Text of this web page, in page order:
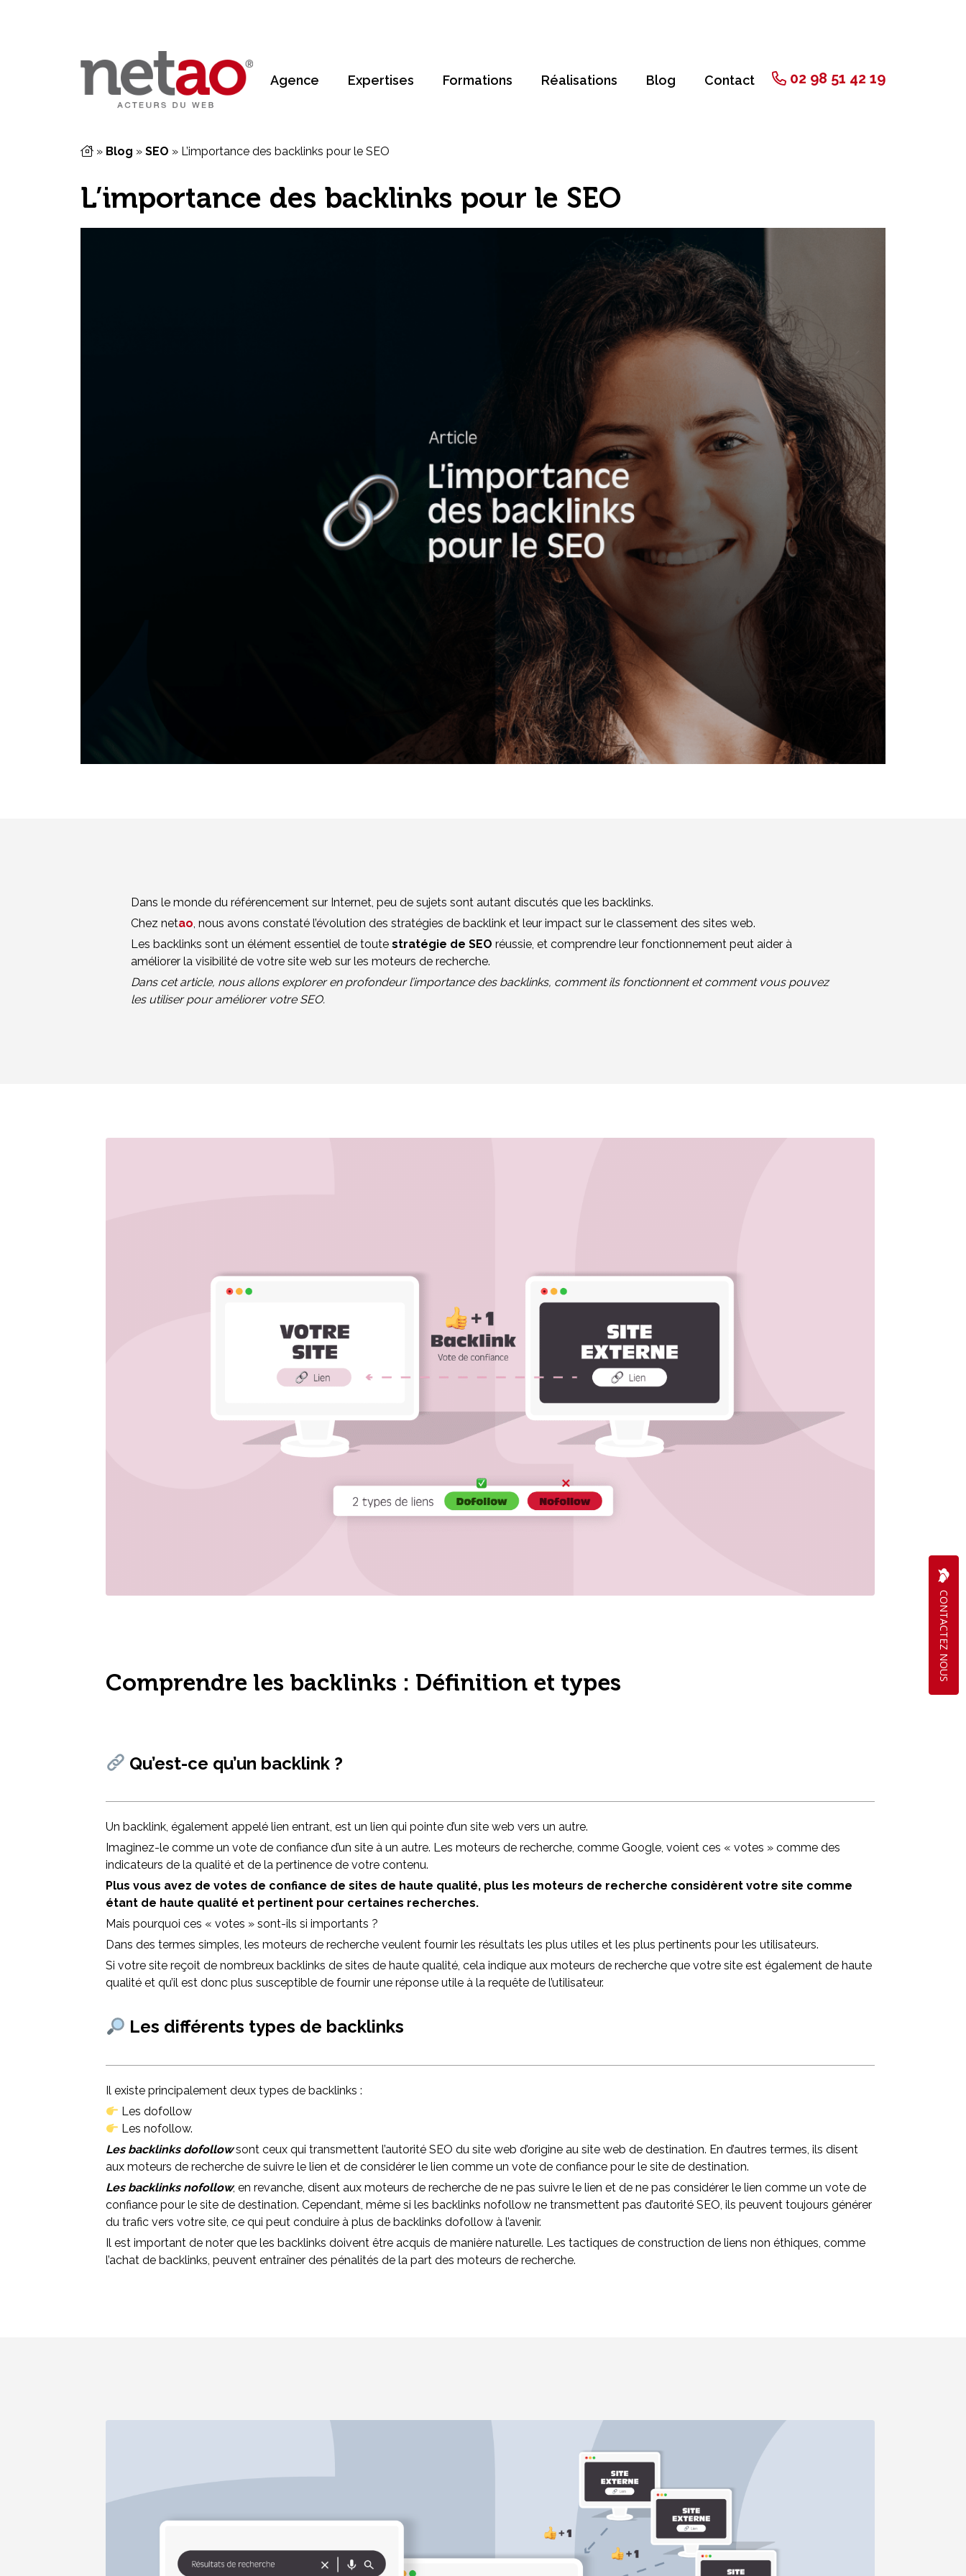
Agence Expertises Formations Réalisations Blog Contact 02 98 51 42 19
» Blog » SEO » L’importance des backlinks pour le SEO
L’importance des backlinks pour le SEO
Dans le monde du référencement sur Internet, peu de sujets sont autant discutés que les backlinks.
Chez netao, nous avons constaté l’évolution des stratégies de backlink et leur impact sur le classement des sites web.
Les backlinks sont un élément essentiel de toute stratégie de SEO réussie, et comprendre leur fonctionnement peut aider à
améliorer la visibilité de votre site web sur les moteurs de recherche.
Dans cet article, nous allons explorer en profondeur l’importance des backlinks, comment ils fonctionnent et comment vous pouvez
les utiliser pour améliorer votre SEO.
Comprendre les backlinks : Définition et types
Qu’est-ce qu’un backlink ?
Un backlink, également appelé lien entrant, est un lien qui pointe d’un site web vers un autre.
Imaginez-le comme un vote de confiance d’un site à un autre. Les moteurs de recherche, comme Google, voient ces « votes » comme des
indicateurs de la qualité et de la pertinence de votre contenu.
Plus vous avez de votes de confiance de sites de haute qualité, plus les moteurs de recherche considèrent votre site comme
étant de haute qualité et pertinent pour certaines recherches.
Mais pourquoi ces « votes » sont-ils si importants ?
Dans des termes simples, les moteurs de recherche veulent fournir les résultats les plus utiles et les plus pertinents pour les utilisateurs.
Si votre site reçoit de nombreux backlinks de sites de haute qualité, cela indique aux moteurs de recherche que votre site est également de haute
qualité et qu’il est donc plus susceptible de fournir une réponse utile à la requête de l’utilisateur.
Les différents types de backlinks
Il existe principalement deux types de backlinks :
Les dofollow
Les nofollow.
Les backlinks dofollowsont ceux qui transmettent l’autorité SEO du site web d’origine au site web de destination. En d’autres termes, ils disent
aux moteurs de recherche de suivre le lien et de considérer le lien comme un vote de confiance pour le site de destination.
Les backlinks nofollow, en revanche, disent aux moteurs de recherche de ne pas suivre le lien et de ne pas considérer le lien comme un vote de
confiance pour le site de destination. Cependant, même si les backlinks nofollow ne transmettent pas d’autorité SEO, ils peuvent toujours générer
du trafic vers votre site, ce qui peut conduire à plus de backlinks dofollow à l’avenir.
Il est important de noter que les backlinks doivent être acquis de manière naturelle. Les tactiques de construction de liens non éthiques, comme
l’achat de backlinks, peuvent entraîner des pénalités de la part des moteurs de recherche.
CONTACTEZ NOUS